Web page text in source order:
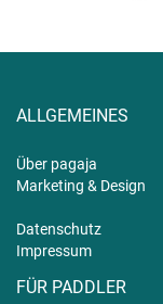
ALLGEMEINES
Über pagaja
Marketing & Design
Datenschutz
Impressum
FÜR PADDLER